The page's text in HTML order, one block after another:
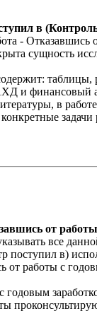
в
- Отказавшись
сущность
финансовый
в
от
все
в)
работы с
годовым